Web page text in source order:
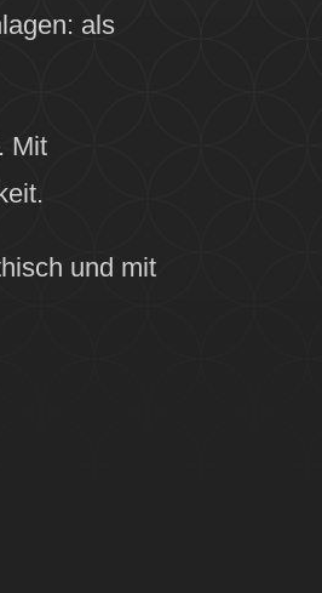
als
Mit
und mit